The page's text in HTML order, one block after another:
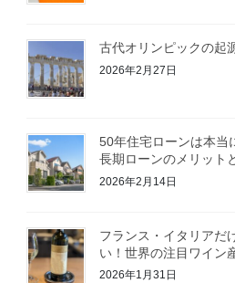
古代オリンピックの起
2026年2月27日
50年住宅ローンは本当
長期ローンのメリット
2026年2月14日
フランス・イタリアだ
い！世界の注目ワイン
2026年1月31日